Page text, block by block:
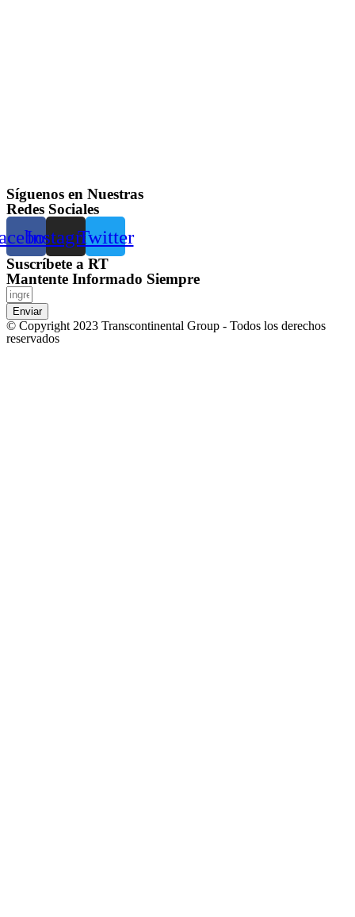
Síguenos en Nuestras
Redes Sociales
InstagramTwitter
Suscríbete a RT
Mantente Informado Siempre
Enviar
© Copyright 2023 Transcontinental Group - Todos los derechos
reservados